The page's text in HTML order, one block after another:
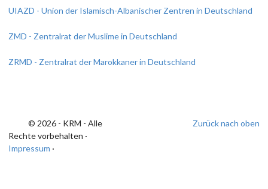
UIAZD - Union der Islamisch-Albanischer Zentren in Deutschland
ZMD - Zentralrat der Muslime in Deutschland
ZRMD - Zentralrat der Marokkaner in Deutschland
© 2026 - KRM - Alle
Rechte vorbehalten ·
Impressum ·
Zurück nach oben